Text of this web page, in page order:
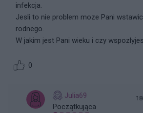
infekcja.
Jesli to nie problem moze Pani
rodnego.
W jakim jest Pani wieku i czy
0
Julia69
Początkująca